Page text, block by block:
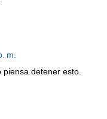
m.
detener esto.